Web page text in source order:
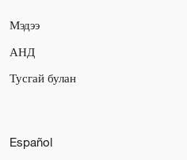
Мэдээ
АНД
Тусгай булан
Español